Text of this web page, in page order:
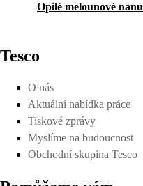
Opilé melounové
Tesco
O nás
Aktuální nabídka práce
Tiskové zprávy
Myslíme na budoucnost
Obchodní skupina Tesco